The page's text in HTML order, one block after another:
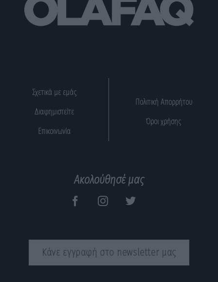
Σχετικά με εμάς
Διαφημιστείτε
Επικοινωνία
Πολιτική Απορρήτου
Όροι χρήσης
Ακολούθησέ μας
Κάνε εγγραφή στο newsletter μας